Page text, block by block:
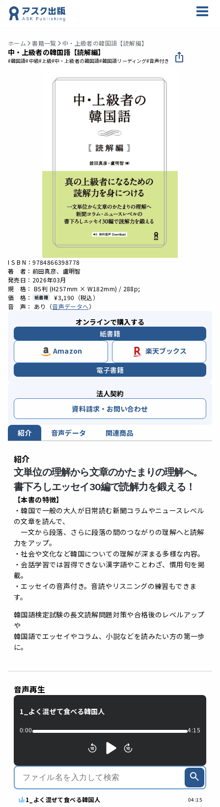
ホーム 書籍一覧 中・上級者の韓国語【読解編】
中・上級者の韓国語【読解編】
#韓国語#中級#上級#中・上級者の韓国語#韓国語リーディング#音声付き
I S B N：9784866398778
著 者：前田真彦、盧明智
発売日：2026年03月
規 格： B5判 (H257mm × W182mm) / 288p;
価 格：
紙書籍 ¥3,190 （税込）
音 声： あり（音声データへ）
オンラインで購入する
紙書籍
Amazon
楽天ブックス
電子書籍
法人契約
資料請求・お問い合わせ
紹介 音声データ 関連商品
紹介
文単位の理解から文章のかたまりの理解へ。
書下ろしエッセイ30編で読解力を鍛える！
【本書の特徴】
・韓国で一般の大人が日常読む新聞コラムやニュースレベル
の文章を読んで、
一文から段落、さらに段落の間のつながりの理解へと読解
力をアップ。
・社会や文化など韓国についての理解が深まる多様な内容。
・会話学習では習得できない漢字語やことわざ、慣用句を掲
載。
・エッセイの音声付き。音読やリスニングの練習もできま
す。
韓国語検定試験の長文読解問題対策や合格後のレベルアップ
や
韓国語でエッセイやコラム、小説などを読みたい方の第一歩
に。
音声再生
1_よく混ぜて食べる韓国人
0:00 4:15
1_よく混ぜて食べる韓国人 04:15